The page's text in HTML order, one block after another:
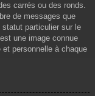
carrés ou des ronds.
de messages que
particulier sur le
une image connue
personnelle à chaque